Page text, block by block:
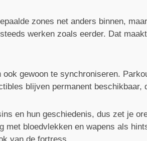
zones net anders binnen,
werken zoals eerder. Dat
gewoon te synchroniseren.
blijven permanent
en hun geschiedenis, dus zet je
met bloedvlekken en wapens als